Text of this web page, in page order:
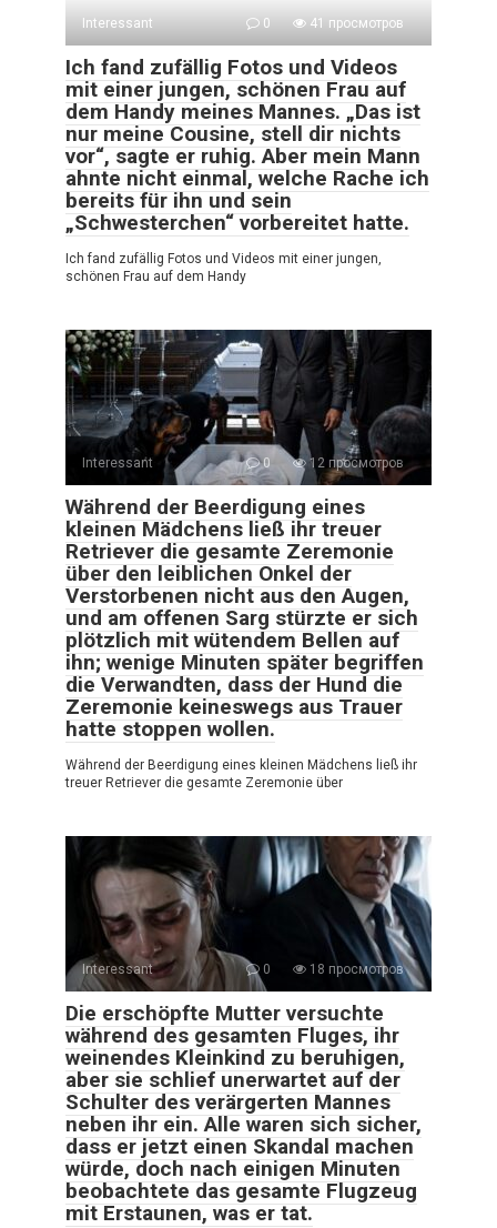
Interessant
0 41 просмотров
Ich fand zufällig Fotos und Videos
mit einer jungen, schönen Frau auf
dem Handy meines Mannes. „Das ist
nur meine Cousine, stell dir nichts
vor“, sagte er ruhig. Aber mein Mann
ahnte nicht einmal, welche Rache ich
bereits für ihn und sein
„Schwesterchen“ vorbereitet hatte.
Ich fand zufällig Fotos und Videos mit einer jungen,
schönen Frau auf dem Handy
Interessant 0 12 просмотров
Während der Beerdigung eines
kleinen Mädchens ließ ihr treuer
Retriever die gesamte Zeremonie
über den leiblichen Onkel der
Verstorbenen nicht aus den Augen,
und am offenen Sarg stürzte er sich
plötzlich mit wütendem Bellen auf
ihn; wenige Minuten später begriffen
die Verwandten, dass der Hund die
Zeremonie keineswegs aus Trauer
hatte stoppen wollen.
Während der Beerdigung eines kleinen Mädchens ließ ihr
treuer Retriever die gesamte Zeremonie über
Interessant 0 18 просмотров
Die erschöpfte Mutter versuchte
während des gesamten Fluges, ihr
weinendes Kleinkind zu beruhigen,
aber sie schlief unerwartet auf der
Schulter des verärgerten Mannes
neben ihr ein. Alle waren sich sicher,
dass er jetzt einen Skandal machen
würde, doch nach einigen Minuten
beobachtete das gesamte Flugzeug
mit Erstaunen, was er tat.